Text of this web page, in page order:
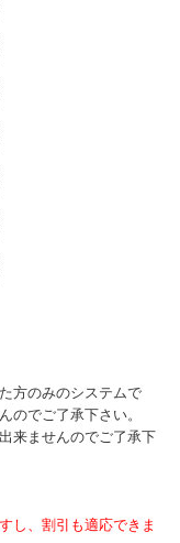
方のみのシステムで
のでご了承下さい。
来ませんのでご了承下
し、割引も適応できま